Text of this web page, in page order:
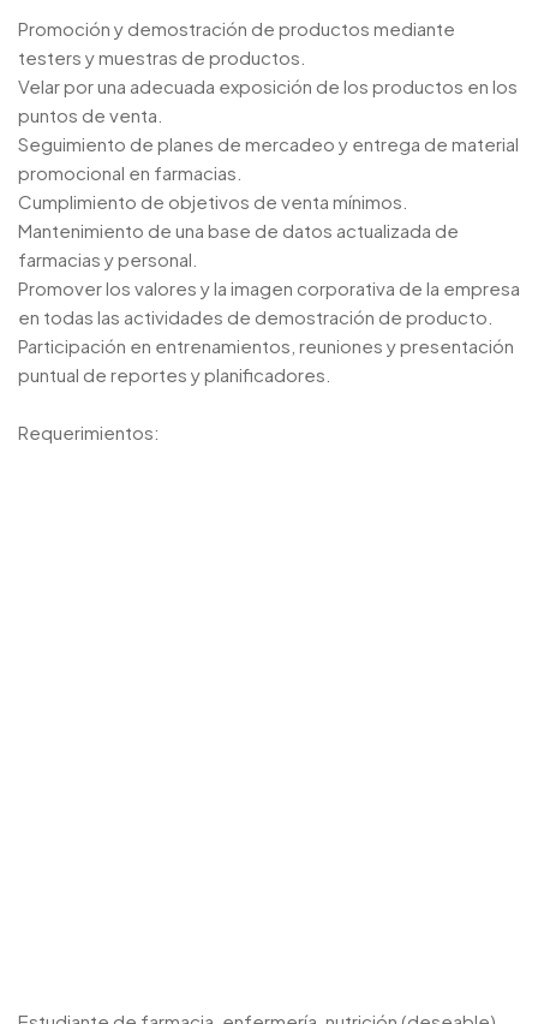
Promoción y demostración de productos mediante
testers y muestras de productos.
Velar por una adecuada exposición de los productos en los
puntos de venta.
Seguimiento de planes de mercadeo y entrega de material
promocional en farmacias.
Cumplimiento de objetivos de venta mínimos.
Mantenimiento de una base de datos actualizada de
farmacias y personal.
Promover los valores y la imagen corporativa de la empresa
en todas las actividades de demostración de producto.
Participación en entrenamientos, reuniones y presentación
puntual de reportes y planificadores.
Requerimientos: